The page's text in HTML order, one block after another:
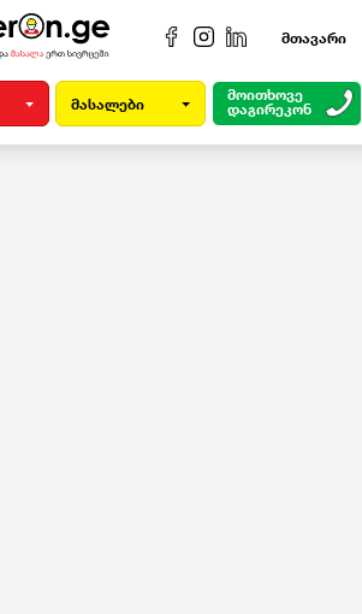
მთავარი
მასალები
მოითხოვე
დაგირეკონ